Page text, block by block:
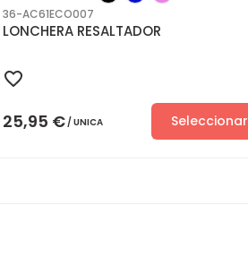
36-AC61ECO007
LONCHERA RESALTADOR
25,95 € UNICA Seleccionar